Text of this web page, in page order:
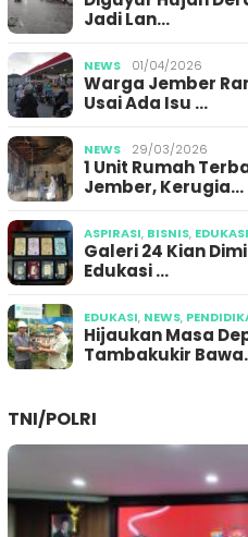
Jadi Lan…
NEWS 01/04/2026
Warga Jember
Usai Ada Isu …
NEWS 29/03/2026
1 Unit Rumah
Jember, Kerugia…
ASPIRASI, BISNIS, EDUKASI
Galeri 24 Kian
Edukasi …
EDUKASI, NEWS,
Hijaukan Masa
Tambakukir
TNI/POLRI